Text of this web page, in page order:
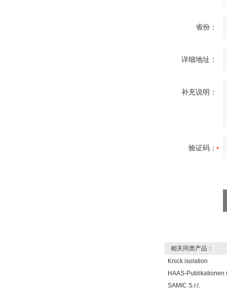
省份：
详细地址：
补充说明：
验证码：
相关同类产品：
Knick isolation
HAAS-Publikationen
SAMIC S.r.l.